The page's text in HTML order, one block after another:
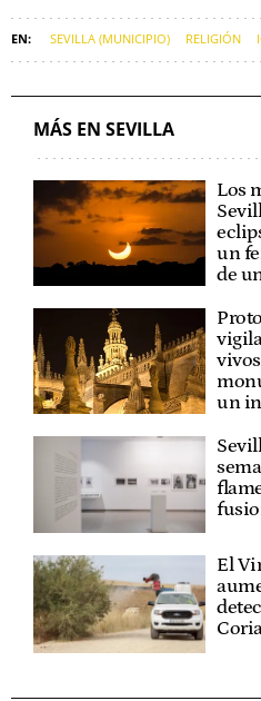
SEVILLA (MUNICIPIO) RELIGIÓN
MÁS EN SEVILLA
Los
un
de
un
El